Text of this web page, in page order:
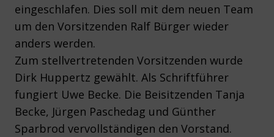
eingeschlafen. Dies soll mit dem neuen Team
um den Vorsitzenden Ralf Bürger wieder
anders werden.
Zum stellvertretenden Vorsitzenden wurde
Dirk Huppertz gewählt. Als Schriftführer
fungiert Uwe Becke. Die Beisitzenden Tanja
Becke, Jürgen Paschedag und Günther
Sparbrod vervollständigen den Vorstand.